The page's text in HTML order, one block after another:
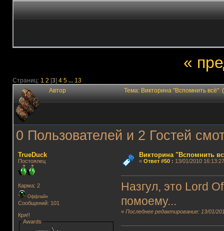
«
Страниц: 1 2 [3] 4 5 ... 13
Автор Тема: Викторина "Вспомнить всё"
0 Пользователей и 2 Гостей
TrueDuck
Постоялец
Карма: 2
Оффлайн
Сообщений: 101
Кря!!
Awards
Викторина "Вспомнить
« Ответ #50: 13/01/2010
Назгул, это Lord
помоему...
«Последнее редактирование: 13/01/